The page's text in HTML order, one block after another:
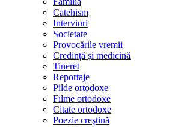
Catehism
Interviuri
Societate
Provocările vremii
Credință și medicină
Tineret
Reportaje
Pilde ortodoxe
Filme ortodoxe
Citate ortodoxe
Poezie creştină